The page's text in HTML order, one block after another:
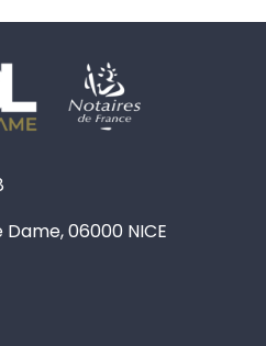
06000 NICE